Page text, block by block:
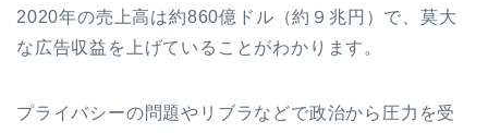
2020年の売上高は約860億ドル （約９兆円）で、莫大
な広告収益を上げていることがわかります。
プライバシーの問題やリブラなどで政治から圧力を受